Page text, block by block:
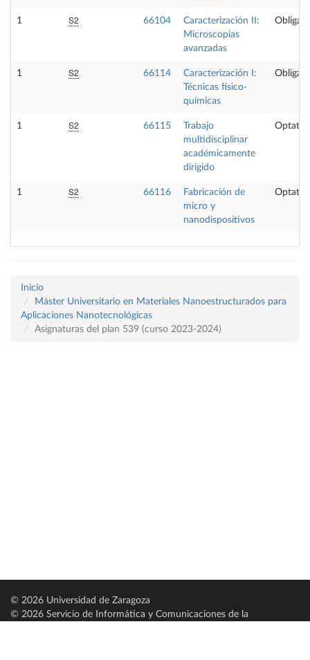
1 S2 66104
Caracterización II:
Microscopias
avanzadas
1 S2 66114
Caracterización I:
Técnicas físico-
químicas
1 S2 66115
Trabajo
multidisciplinar
académicamente
dirigido
1 S2 66116
Fabricación de
micro y
nanodispositivos
Inicio
Máster Universitario en Materiales Nanoestructurados para
Aplicaciones Nanotecnológicas
Asignaturas del plan 539 (curso 2023-2024)
© 2026 Universidad de Zaragoza
© 2026 Servicio de Informática y Comunicaciones de la